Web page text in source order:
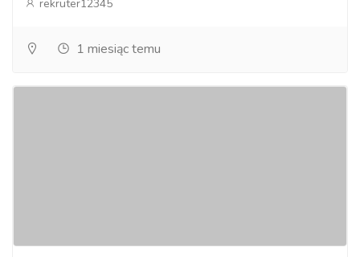
rekruter12345
1 miesiąc temu